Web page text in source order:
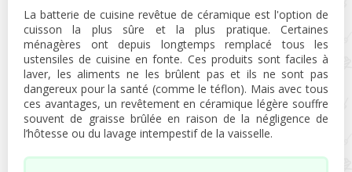
La batterie de cuisine revêtue de céramique est l'option de
cuisson la plus sûre et la plus pratique. Certaines
ménagères ont depuis longtemps remplacé tous les
ustensiles de cuisine en fonte. Ces produits sont faciles à
laver, les aliments ne les brûlent pas et ils ne sont pas
dangereux pour la santé (comme le téflon). Mais avec tous
ces avantages, un revêtement en céramique légère souffre
souvent de graisse brûlée en raison de la négligence de
l’hôtesse ou du lavage intempestif de la vaisselle.